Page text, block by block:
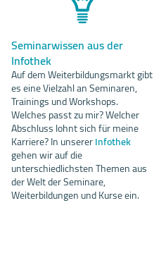
Seminarwissen aus der
Infothek
Auf dem Weiterbildungsmarkt gibt
es eine Vielzahl an Seminaren,
Trainings und Workshops.
Welches passt zu mir? Welcher
Abschluss lohnt sich für meine
Karriere? In unsererInfothek
gehen wir auf die
unterschiedlichsten Themen aus
der Welt der Seminare,
Weiterbildungen und Kurse ein.